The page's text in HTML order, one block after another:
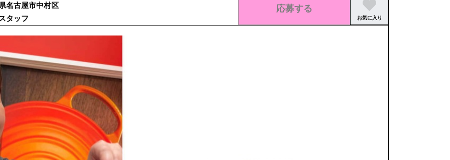
名古屋市中村区
タッフ
応募する
お気に入り